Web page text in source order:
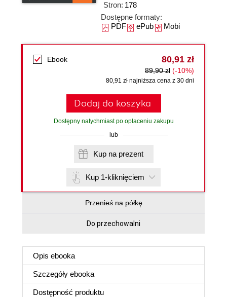
Stron: 178
Dostępne formaty:
PDFePubMobi
Ebook 80,91 zł
89,90 zł (-10%)
80,91 zł najniższa cena z 30 dni
Dodaj do koszyka
Dostępny natychmiast po opłaceniu zakupu
lub
Kup na prezent
Kup 1-kliknięciem
Przenieś na półkę
Do przechowalni
Opis ebooka
Szczegóły ebooka
Dostępność produktu